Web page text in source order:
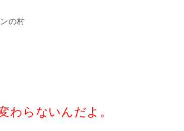
わらないんだよ。